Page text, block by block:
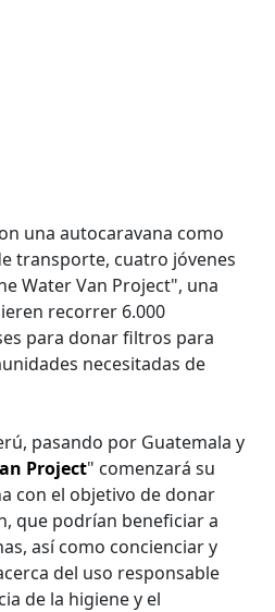
una autocaravana como
transporte, cuatro jóvenes
Water Van Project", una
recorrer 6.000
para donar filtros para
necesitadas de
pasando por Guatemala y
Project" comenzará su
con el objetivo de donar
que podrían beneficiar a
así como concienciar y
del uso responsable
de la higiene y el